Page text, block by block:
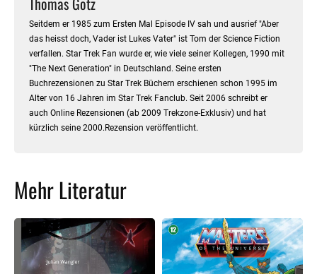
Seitdem er 1985 zum Ersten Mal Episode IV sah und ausrief "Aber
das heisst doch, Vader ist Lukes Vater" ist Tom der Science Fiction
verfallen. Star Trek Fan wurde er, wie viele seiner Kollegen, 1990 mit
"The Next Generation" in Deutschland. Seine ersten
Buchrezensionen zu Star Trek Büchern erschienen schon 1995 im
Alter von 16 Jahren im Star Trek Fanclub. Seit 2006 schreibt er
auch Online Rezensionen (ab 2009 Trekzone-Exklusiv) und hat
kürzlich seine 2000.Rezension veröffentlicht.
Mehr Literatur